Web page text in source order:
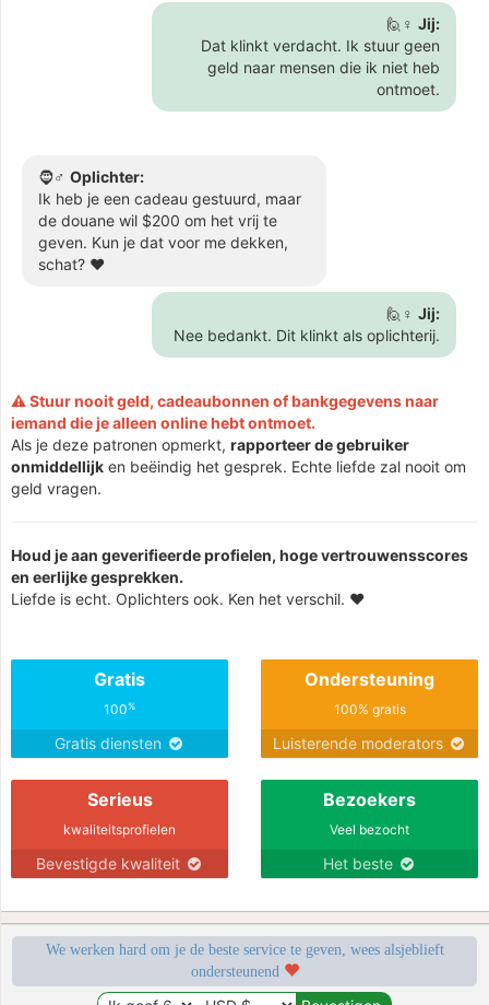
🙋♀️ Jij:
Dat klinkt verdacht. Ik stuur geen
geld naar mensen die ik niet heb
ontmoet.
🧔♂️ Oplichter:
Ik heb je een cadeau gestuurd, maar
de douane wil $200 om het vrij te
geven. Kun je dat voor me dekken,
schat? ❤️
🙋♀️ Jij:
Nee bedankt. Dit klinkt als oplichterij.
⚠️ Stuur nooit geld, cadeaubonnen of bankgegevens naar
iemand die je alleen online hebt ontmoet.
Als je deze patronen opmerkt, rapporteer de gebruiker
onmiddellijk en beëindig het gesprek. Echte liefde zal nooit om
geld vragen.
Houd je aan geverifieerde profielen, hoge vertrouwensscores
en eerlijke gesprekken.
Liefde is echt. Oplichters ook. Ken het verschil. ❤️
Gratis
100%
Gratis diensten
Ondersteuning
100% gratis
Luisterende moderators
Serieus
kwaliteitsprofielen
Bevestigde kwaliteit
Bezoekers
Veel bezocht
Het beste
We werken hard om je de beste service te geven, wees alsjeblieft
ondersteunend